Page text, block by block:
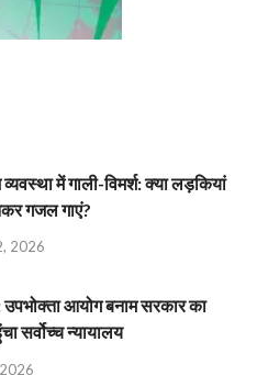
व्‍यवस्‍था में गाली-विमर्श: क्या लड़कियां
गजल गाएं?
2026
उपभोक्ता आयोग बनाम सरकार का
सर्वोच्च न्यायालय